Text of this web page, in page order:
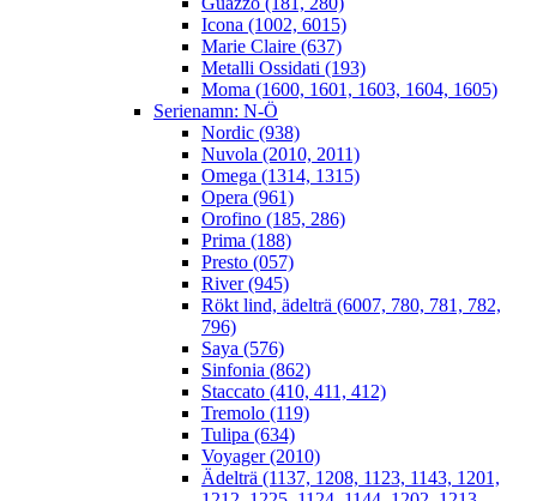
Icona (1002, 6015)
Marie Claire (637)
Metalli Ossidati (193)
Moma (1600, 1601, 1603, 1604, 1605)
Serienamn: N-Ö
Nordic (938)
Nuvola (2010, 2011)
Omega (1314, 1315)
Opera (961)
Orofino (185, 286)
Prima (188)
Presto (057)
River (945)
Rökt lind, ädelträ (6007, 780, 781, 782,
796)
Saya (576)
Sinfonia (862)
Staccato (410, 411, 412)
Tremolo (119)
Tulipa (634)
Voyager (2010)
Ädelträ (1137, 1208, 1123, 1143, 1201,